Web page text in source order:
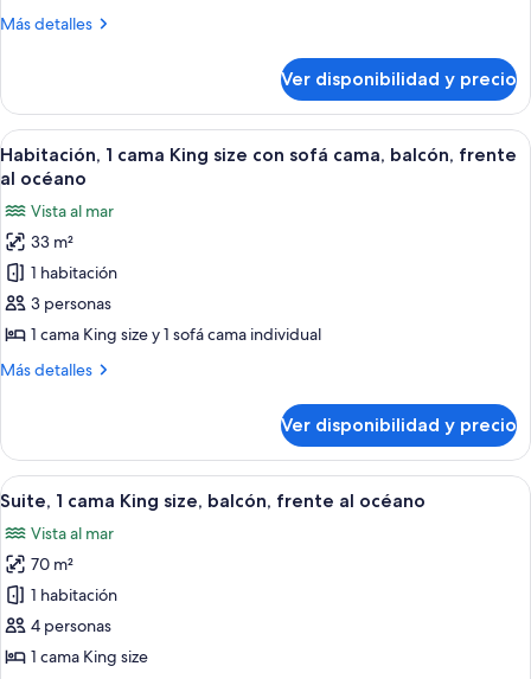
dobles,
al
océano
Más detalles
Más
2
camas
dobles,
balcón,
al
océano
Ver disponibilidad y precio
Ver
todas
fotos
de
Habitación,
1
cama
King
sofá
cama,
balcón,
frente
al
océano
Una habitación de hotel moderna
9
Habitación, 1 cama King size con sofá cama, balcón, frente
al océano
Vista al mar
33 m²
1 habitación
3 personas
1 cama King size y 1 sofá cama individual
Más detalles
Más
1
cama
King
con
sofá
cama,
balcón,
frente
al
océano
Ver disponibilidad y precio
Ver
todas
las
fotos
de
Suite,
1
1 habitación, ropa de cama de alta
4
Suite, 1 cama King size, balcón, frente al océano
Vista al mar
70 m²
1 habitación
4 personas
1 cama King size